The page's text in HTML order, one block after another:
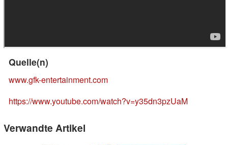
Quelle(n)
www.gfk-entertainment.com
https://www.youtube.com/watch?v=y35dn3pzUaM
Verwandte Artikel